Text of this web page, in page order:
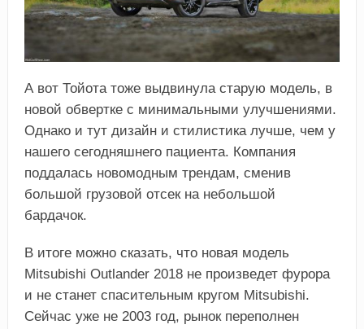
А вот Тойота тоже выдвинула старую модель, в
новой обвертке с минимальными улучшениями.
Однако и тут дизайн и стилистика лучше, чем у
нашего сегодняшнего пациента. Компания
поддалась новомодным трендам, сменив
большой грузовой отсек на небольшой
бардачок.
В итоге можно сказать, что новая модель
Mitsubishi Outlander 2018 не произведет фурора
и не станет спасительным кругом Mitsubishi.
Сейчас уже не 2003 год, рынок переполнен